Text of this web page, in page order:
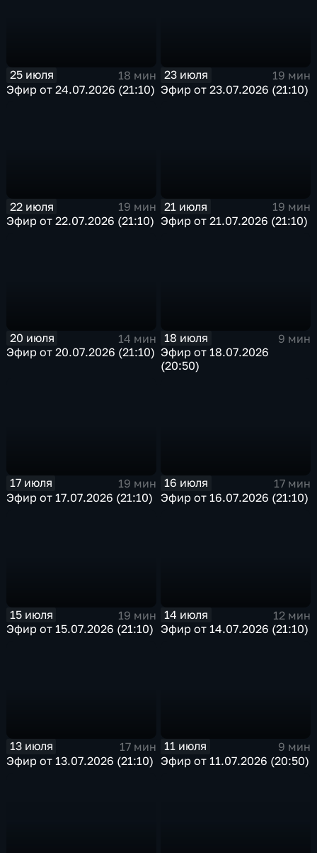
25 июля
18 мин
Эфир от 24.07.2026 (21:10)
23 июля
19 мин
Эфир от 23.07.2026 (21:10)
22 июля
19 мин
Эфир от 22.07.2026 (21:10)
21 июля
19 мин
Эфир от 21.07.2026 (21:10)
20 июля
14 мин
Эфир от 20.07.2026 (21:10)
18 июля
9 мин
Эфир от 18.07.2026
(20:50)
17 июля
19 мин
Эфир от 17.07.2026 (21:10)
16 июля
17 мин
Эфир от 16.07.2026 (21:10)
15 июля
19 мин
Эфир от 15.07.2026 (21:10)
14 июля
12 мин
Эфир от 14.07.2026 (21:10)
13 июля
17 мин
Эфир от 13.07.2026 (21:10)
11 июля
9 мин
Эфир от 11.07.2026 (20:50)